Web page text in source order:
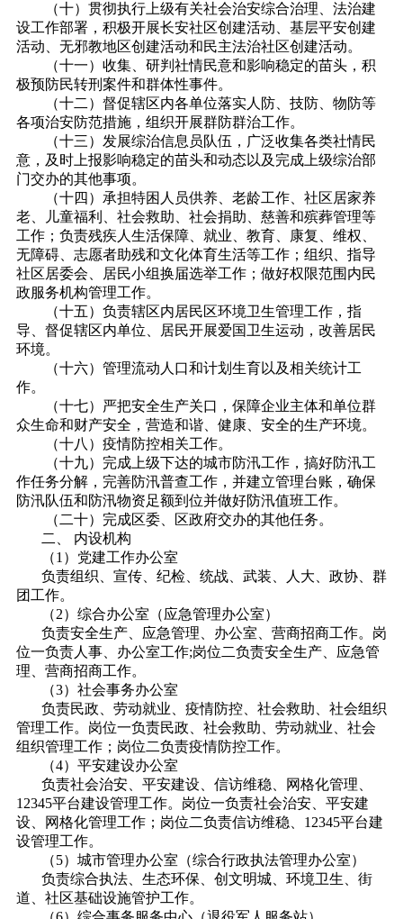
（十）贯彻执行上级有关社会治安综合治理、法治建
设工作部署，积极开展长安社区创建活动、基层平安创建
活动、无邪教地区创建活动和民主法治社区创建活动。
（十一）收集、研判社情民意和影响稳定的苗头，积
极预防民转刑案件和群体性事件。
（十二）督促辖区内各单位落实人防、技防、物防等
各项治安防范措施，组织开展群防群治工作。
（十三）发展综治信息员队伍，广泛收集各类社情民
意，及时上报影响稳定的苗头和动态以及完成上级综治部
门交办的其他事项。
（十四）承担特困人员供养、老龄工作、社区居家养
老、儿童福利、社会救助、社会捐助、慈善和殡葬管理等
工作；负责残疾人生活保障、就业、教育、康复、维权、
无障碍、志愿者助残和文化体育生活等工作；组织、指导
社区居委会、居民小组换届选举工作；做好权限范围内民
政服务机构管理工作。
（十五）负责辖区内居民区环境卫生管理工作，指
导、督促辖区内单位、居民开展爱国卫生运动，改善居民
环境。
（十六）管理流动人口和计划生育以及相关统计工
作。
（十七）严把安全生产关口，保障企业主体和单位群
众生命和财产安全，营造和谐、健康、安全的生产环境。
（十八）疫情防控相关工作。
（十九）完成上级下达的城市防汛工作，搞好防汛工
作任务分解，完善防汛普查工作，并建立管理台账，确保
防汛队伍和防汛物资足额到位并做好防汛值班工作。
（二十）完成区委、区政府交办的其他任务。
二、 内设机构
（1）党建工作办公室
负责组织、宣传、纪检、统战、武装、人大、政协、群
团工作。
（2）综合办公室（应急管理办公室）
负责安全生产、应急管理、办公室、营商招商工作。岗
位一负责人事、办公室工作;岗位二负责安全生产、应急管
理、营商招商工作。
（3）社会事务办公室
负责民政、劳动就业、疫情防控、社会救助、社会组织
管理工作。岗位一负责民政、社会救助、劳动就业、社会
组织管理工作；岗位二负责疫情防控工作。
（4）平安建设办公室
负责社会治安、平安建设、信访维稳、网格化管理、
12345平台建设管理工作。岗位一负责社会治安、平安建
设、网格化管理工作；岗位二负责信访维稳、12345平台建
设管理工作。
（5）城市管理办公室（综合行政执法管理办公室）
负责综合执法、生态环保、创文明城、环境卫生、街
道、社区基础设施管护工作。